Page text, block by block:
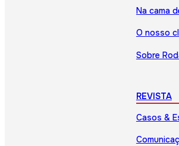
Na cama
O nosso
Sobre
REVISTA
Casos &